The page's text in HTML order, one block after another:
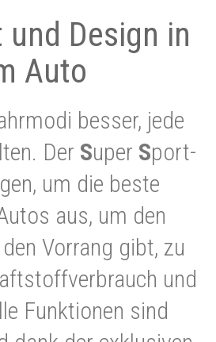
Design in
Auto
besser, jede
Der Super Sport-
um die beste
aus, um den
Vorrang gibt, zu
und
Funktionen sind